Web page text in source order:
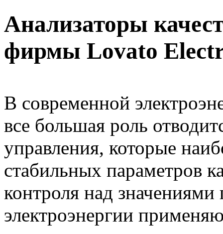
Анализаторы
фирмы Lovato
В современной
все большая роль
управления, которые
стабильных параметров
контроля над значениями
электроэнергии